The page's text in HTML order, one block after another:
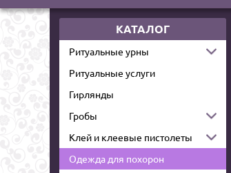
КАТАЛОГ
Ритуальные урны
Ритуальные услуги
Гирлянды
Гробы
Клей и клеевые пистолеты
Одежда для похорон